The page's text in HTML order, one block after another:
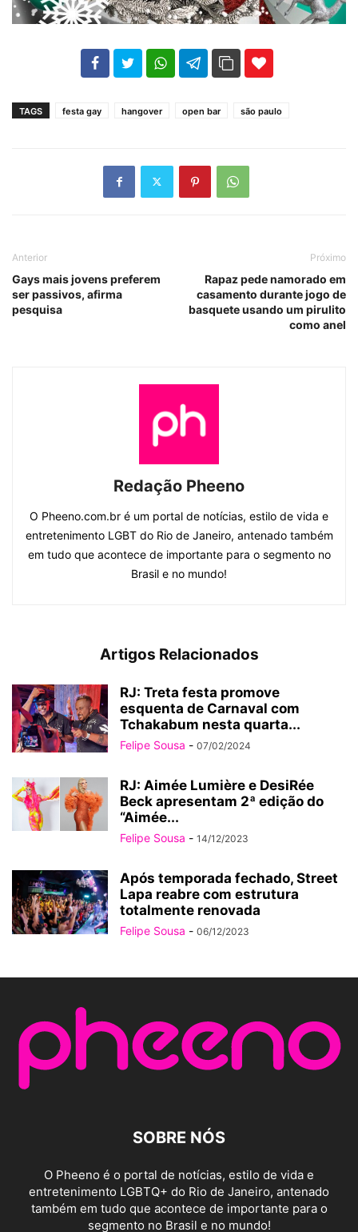
102 35
TAGS festa gay hangover open bar são paulo
Anterior
Gays mais jovens preferem
ser passivos, afirma
pesquisa
Próximo
Rapaz pede namorado em
casamento durante jogo de
basquete usando um pirulito
como anel
Redação Pheeno
O Pheeno.com.br é um portal de notícias, estilo de vida e
entretenimento LGBT do Rio de Janeiro, antenado também
em tudo que acontece de importante para o segmento no
Brasil e no mundo!
Artigos Relacionados
RJ: Treta festa promove
esquenta de Carnaval com
Tchakabum nesta quarta...
Felipe Sousa - 07/02/2024
RJ: Aimée Lumière e DesiRée
Beck apresentam 2ª edição do
“Aimée...
Felipe Sousa - 14/12/2023
Após temporada fechado, Street
Lapa reabre com estrutura
totalmente renovada
Felipe Sousa - 06/12/2023
SOBRE NÓS
O Pheeno é o portal de notícias, estilo de vida e
entretenimento LGBTQ+ do Rio de Janeiro, antenado
também em tudo que acontece de importante para o
segmento no Brasil e no mundo!